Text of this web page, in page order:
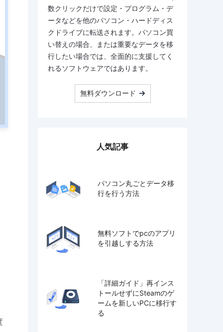
数クリックだけで設定・プログラム・デ
ータなどを他のパソコン・ハードディス
クドライブに転送されます。パソコン買
い替えの場合、または重要なデータを移
行したい場合では、全面的に支援してく
れるソフトウェアではあります。
無料ダウンロード
人気記事
パソコン丸ごとデータ移
行を行う方法
無料ソフトでpcのアプリ
を引越しする方法
「詳細ガイド」再インス
トールせずにSteamのゲ
ームを新しいPCに移行す
る